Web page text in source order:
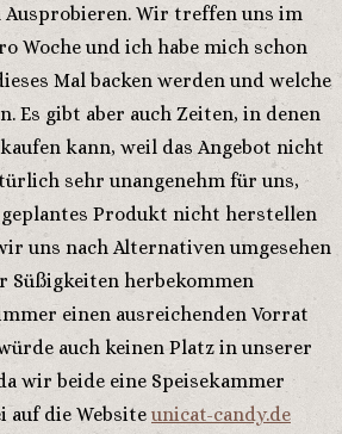
Ausprobieren. Wir treffen uns im
Woche und ich habe mich schon
Mal backen werden und welche
Es gibt aber auch Zeiten, in denen
kann, weil das Angebot nicht
sehr unangenehm für uns,
Produkt nicht herstellen
uns nach Alternativen umgesehen
Süßigkeiten herbekommen
einen ausreichenden Vorrat
auch keinen Platz in unserer
wir beide eine Speisekammer
auf die Website unicat-candy.de